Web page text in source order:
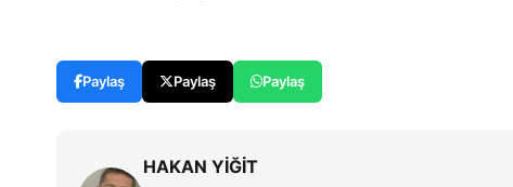
Paylaş Paylaş Paylaş
HAKAN YİĞİT